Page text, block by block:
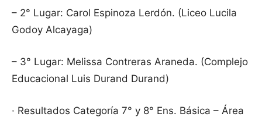
– 2° Lugar: Carol Espinoza Lerdón. (Liceo Lucila
Godoy Alcayaga)
– 3° Lugar: Melissa Contreras Araneda. (Complejo
Educacional Luis Durand Durand)
· Resultados Categoría 7° y 8° Ens. Básica – Área